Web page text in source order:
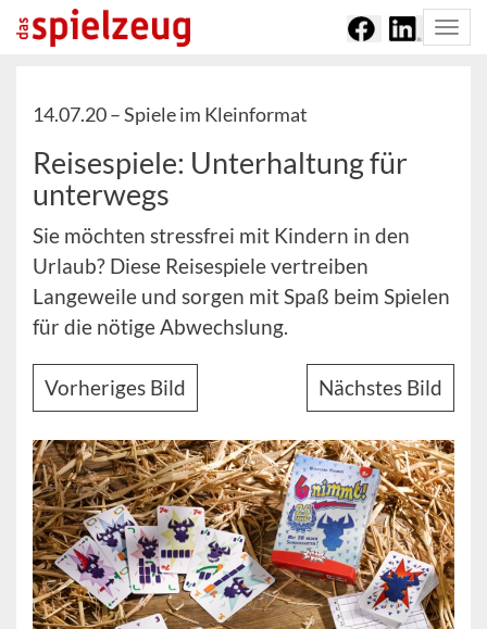
14.07.20 –Spiele im Kleinformat
Reisespiele: Unterhaltung für
unterwegs
Sie möchten stressfrei mit Kindern in den
Urlaub? Diese Reisespiele vertreiben
Langeweile und sorgen mit Spaß beim Spielen
für die nötige Abwechslung.
Vorheriges Bild Nächstes Bild